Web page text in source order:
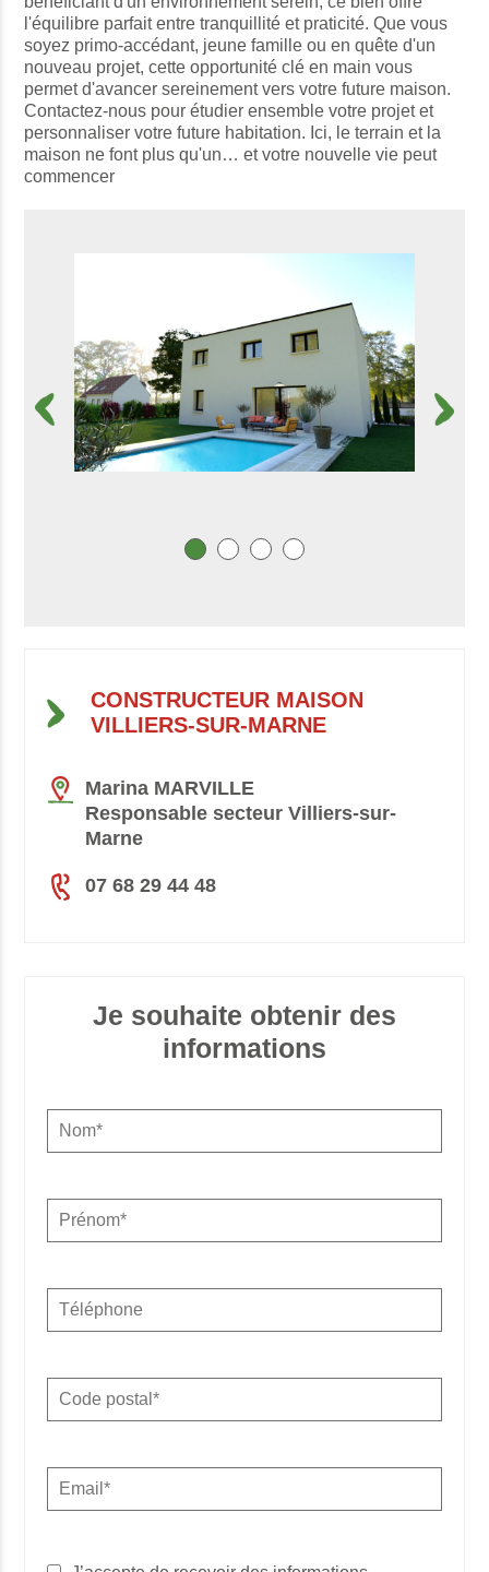
l'équilibre parfait entre tranquillité et praticité. Que vous
soyez primo-accédant, jeune famille ou en quête d'un
nouveau projet, cette opportunité clé en main vous
permet d'avancer sereinement vers votre future maison.
Contactez-nous pour étudier ensemble votre projet et
personnaliser votre future habitation. Ici, le terrain et la
maison ne font plus qu'un… et votre nouvelle vie peut
commencer
CONSTRUCTEUR MAISON
VILLIERS-SUR-MARNE
Marina MARVILLE
Responsable secteur Villiers-sur-
Marne
07 68 29 44 48
Je souhaite obtenir des
informations